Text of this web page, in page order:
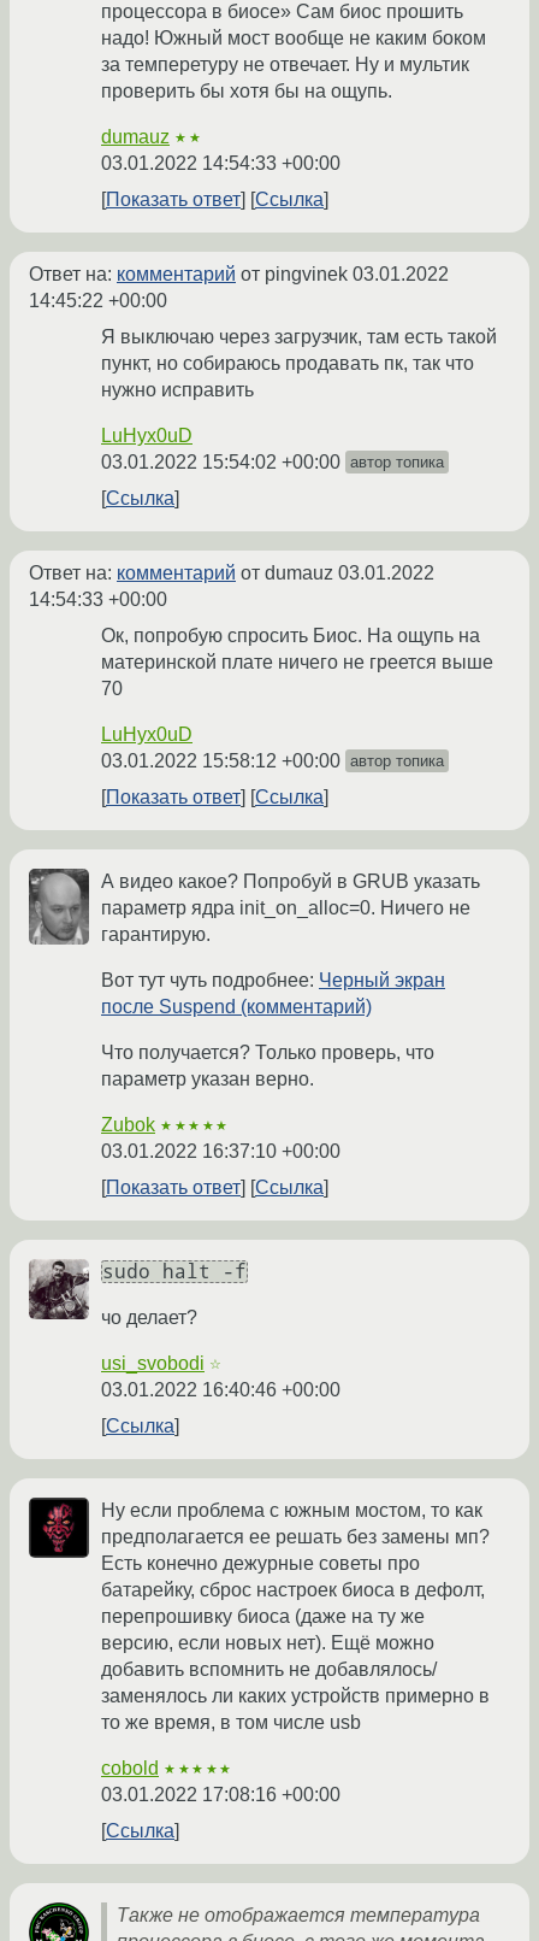
процессора в биосе» Сам биос прошить
надо! Южный мост вообще не каким боком
за темперетуру не отвечает. Ну и мультик
проверить бы хотя бы на ощупь.
dumauz ★★
03.01.2022 14:54:33 +00:00
Показать ответ
Ссылка
Ответ на: комментарий от pingvinek 03.01.2022
14:45:22 +00:00
Я выключаю через загрузчик, там есть такой
пункт, но собираюсь продавать пк, так что
нужно исправить
LuHyx0uD
03.01.2022 15:54:02 +00:00 автор топика
Ссылка
Ответ на: комментарий от dumauz 03.01.2022
14:54:33 +00:00
Ок, попробую спросить Биос. На ощупь на
материнской плате ничего не греется выше
70
LuHyx0uD
03.01.2022 15:58:12 +00:00 автор топика
Показать ответ Ссылка
А видео какое? Попробуй в GRUB указать
параметр ядра init_on_alloc=0. Ничего не
гарантирую.
Вот тут чуть подробнее: Черный экран
после Suspend (комментарий)
Что получается? Только проверь, что
параметр указан верно.
Zubok ★★★★★
03.01.2022 16:37:10 +00:00
Показать ответ
Ссылка
sudo halt -f
чо делает?
usi_svobodi ☆
03.01.2022 16:40:46 +00:00
Ссылка
Ну если проблема с южным мостом, то как
предполагается ее решать без замены мп?
Есть конечно дежурные советы про
батарейку, сброс настроек биоса в дефолт,
перепрошивку биоса (даже на ту же
версию, если новых нет). Ещё можно
добавить вспомнить не добавлялось/
заменялось ли каких устройств примерно в
то же время, в том числе usb
cobold ★★★★★
03.01.2022 17:08:16 +00:00
Ссылка
Также не отображается температура